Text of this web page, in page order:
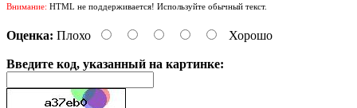
Внимание: HTML не поддерживается! Используйте обычный текст.
Оценка: Плохо Хорошо
Введите код, указанный на картинке: